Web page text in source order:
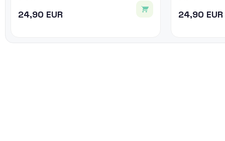
24,90 EUR 24,90 EUR